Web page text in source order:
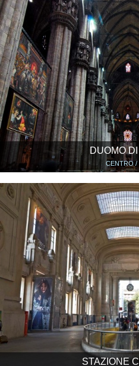
DUOMO
CENTRO /
STAZIONE